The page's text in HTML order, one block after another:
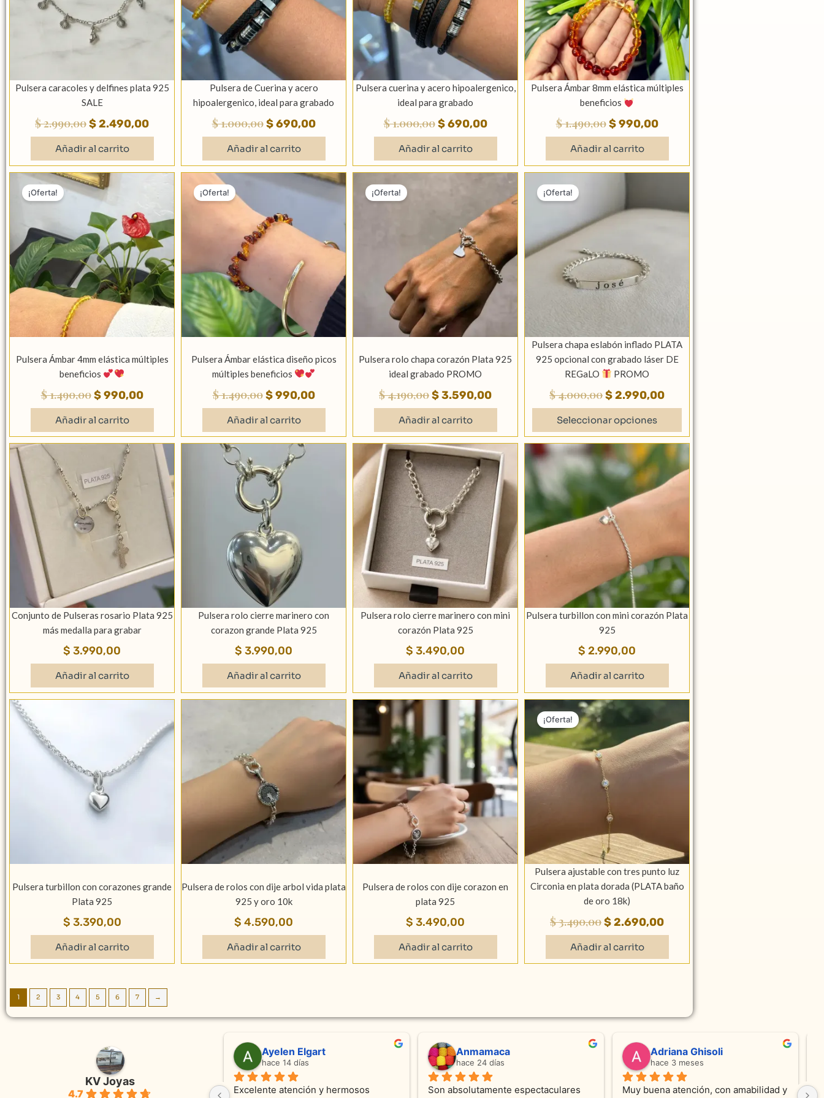
Pulsera caracoles y delfines plata 925
SALE
$2.990,00$2.490,00
Añadir al carrito
Pulsera de Cuerina y acero
hipoalergenico, ideal para grabado
$1.000,00 $690,00
Añadir al carrito
Pulsera cuerina y acero hipoalergenico,
ideal para grabado
$1.000,00 $690,00
Añadir al carrito
Pulsera Ámbar 8mm elástica múltiples
beneficios
$1.490,00 $990,00
Añadir al carrito
¡Oferta!
Pulsera Ámbar 4mm elástica múltiples
beneficios
$1.490,00
El
precio
era:
$ 1.490,00.
$990,00
es:
$ 990,00.
Añadir al carrito
¡Oferta!
Pulsera Ámbar elástica diseño picos
múltiples beneficios
$1.490,00
precio
era:
$ 1.490,00.
$990,00
El
actual
$ 990,00.
Añadir al carrito
¡Oferta!
Pulsera rolo chapa corazón Plata 925
ideal grabado PROMO
$4.190,00
$ 4.190,00.
$3.590,00
precio
actual
es:
$ 3.590,00.
Añadir al carrito
¡Oferta!
Pulsera chapa eslabón inflado PLATA
925 opcional con grabado láser DE
REGaLO
PROMO
$4.000,00
original
era:
$2.990,00
actual
Seleccionar opciones
tiene
Las
opciones
se
pueden
la
página
de
Conjunto de Pulseras rosario Plata 925
más medalla para grabar
$ 3.990,00
Añadir al carrito
Pulsera rolo cierre marinero con
corazon grande Plata 925
$ 3.990,00
Añadir al carrito
Pulsera rolo cierre marinero con mini
corazón Plata 925
$ 3.490,00
Añadir al carrito
Pulsera turbillon con mini corazón Plata
925
$ 2.990,00
Añadir al carrito
Pulsera turbillon con corazones grande
Plata 925
$ 3.390,00
Añadir al carrito
Pulsera de rolos con dije arbol vida plata
925 y oro 10k
$ 4.590,00
Añadir al carrito
Pulsera de rolos con dije corazon en
plata 925
$ 3.490,00
Añadir al carrito
¡Oferta!
Pulsera ajustable con tres punto luz
Circonia en plata dorada (PLATA baño
de oro 18k)
$3.490,00
El
precio
original
era:
$ 3.490,00.
$2.690,00
precio
actual
es:
$ 2.690,00.
Añadir al carrito
1 2 3 4 5 6 7 →
KV Joyas
4.7
Adriana Ghisoli
hace 3 meses
Muy buena atención, con amabilidad y
Sandra Ramos
hace 4 meses
Excelente atención !!!!!Nos asesoraron
Laura A
hace 5 meses
Desde el inicio soy clienta de KV
valentina silva
hace 6 meses
Muy linda atención, me encanta!!!Es la